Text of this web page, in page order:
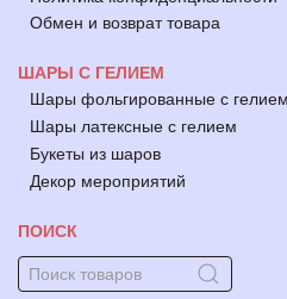
Обмен и возврат товара
ШАРЫ С ГЕЛИЕМ
Шары фольгированные с гелием
Шары латексные с гелием
Букеты из шаров
Декор мероприятий
ПОИСК